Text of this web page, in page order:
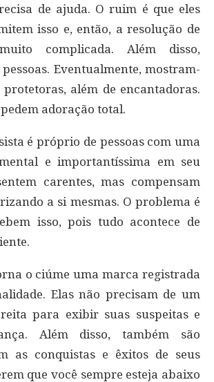
de ajuda. O ruim é que eles
isso e, então, a resolução de
complicada. Além disso,
Eventualmente, mostram-
protetoras, além de encantadoras.
adoração total.
é próprio de pessoas com uma
e importantíssima em seu
carentes, mas compensam
a si mesmas. O problema é
isso, pois tudo acontece de
o ciúme uma marca registrada
Elas não precisam de um
para exibir suas suspeitas e
Além disso, também são
as conquistas e êxitos de seus
que você sempre esteja abaixo